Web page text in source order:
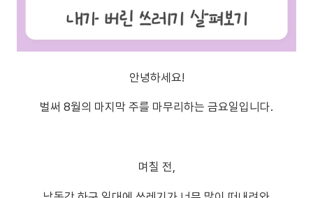
안녕하세요!
벌써 8월의 마지막 주를 마무리하는 금요일입니다.
며칠 전,